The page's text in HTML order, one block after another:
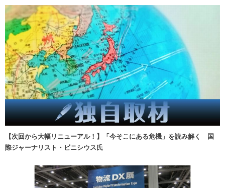
【次回から大幅リニューアル！】「今そこにある危機」を読み解く 国
際ジャーナリスト・ビニシウス氏